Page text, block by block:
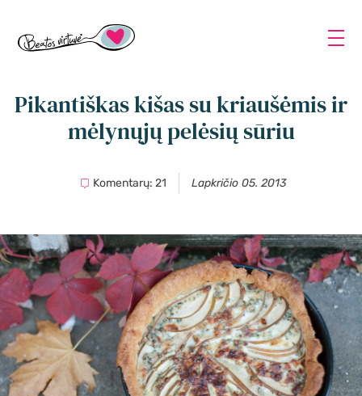
Pikantiškas kišas su kriaušėmis ir
mėlynųjų pelėsių sūriu
Komentarų: 21 Lapkričio 05. 2013